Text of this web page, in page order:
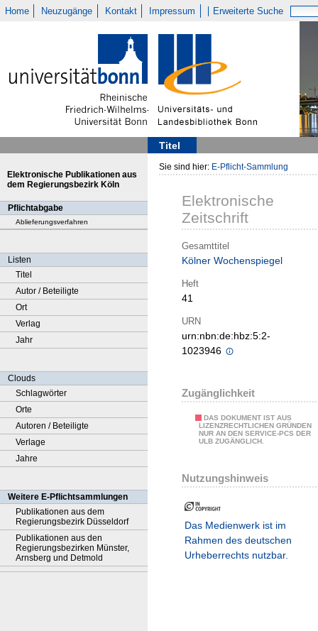
Home Neuzugänge Kontakt Impressum Erweiterte Suche
Titel
Elektronische Publikationen aus
dem Regierungsbezirk Köln
Pflichtabgabe
Ablieferungsverfahren
Listen
Titel
Autor / Beteiligte
Ort
Verlag
Jahr
Clouds
Schlagwörter
Orte
Autoren / Beteiligte
Verlage
Jahre
Weitere E-Pflichtsammlungen
Publikationen aus dem
Regierungsbezirk Düsseldorf
Publikationen aus den
Regierungsbezirken Münster,
Arnsberg und Detmold
Sie sind hier: E-Pflicht-Sammlung
Elektronische
Zeitschrift
Gesamttitel
Kölner Wochenspiegel
Heft
41
URN
urn:nbn:de:hbz:5:2-
1023946
Zugänglichkeit
DAS DOKUMENT IST AUS
LIZENZRECHTLICHEN GRÜNDEN
NUR AN DEN SERVICE-PCS DER
ULB ZUGÄNGLICH.
Nutzungshinweis
Das Medienwerk ist im
Rahmen des deutschen
Urheberrechts nutzbar.